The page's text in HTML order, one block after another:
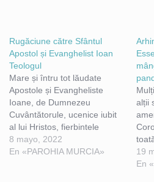
Rugăciune către Sfântul
Apostol și Evanghelist Ioan
Teologul
Mare și întru tot lăudate
Apostole și Evangheliste
Ioane, de Dumnezeu
Cuvântătorule, ucenice iubit
al lui Hristos, fierbintele
nostru apărător și în necazuri
grabnicule ajutător! Roagă-L
8 mayo, 2022
En «PAROHIA MURCIA»
alții
n-ar
că
19
En